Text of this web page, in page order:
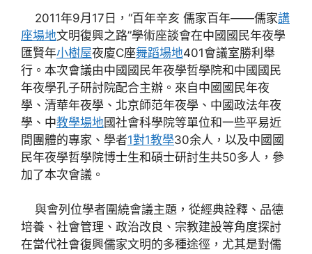
2011年9月17日，“百年辛亥 儒家百年——儒家講
座場地文明復興之路”學術座談會在中國國民年夜學
匯賢年小樹屋夜廈C座舞蹈場地401會議室勝利舉
行。本次會議由中國國民年夜學哲學院和中國國民
年夜學孔子研討院配合主辦。來自中國國民年夜
學、清華年夜學、北京師范年夜學、中國政法年夜
學、中教學場地國社會科學院等單位和一些平易近
間團體的專家、學者1對1教學30余人，以及中國國
民年夜學哲學院博士生和碩士研討生共50多人，參
加了本次會議。
與會列位學者圍繞會議主題，從經典詮釋、品德
培養、社會管理、政治改良、宗教建設等角度探討
在當代社會復興儒家文明的多種途徑，尤其是對儒